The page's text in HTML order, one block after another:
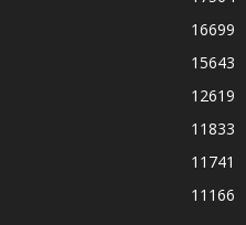
16699
15643
12619
11833
11741
11166